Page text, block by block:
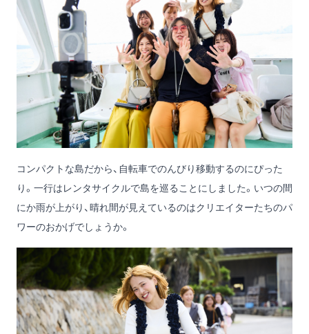
コンパクトな島だから、自転車でのんびり移動するのにぴった
り。一行はレンタサイクルで島を巡ることにしました。いつの間
にか雨が上がり、晴れ間が見えているのはクリエイターたちのパ
ワーのおかげでしょうか。